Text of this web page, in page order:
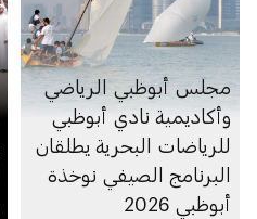
مجلس أبوظبي الرياضي
وأكاديمية نادي أبوظبي
للرياضات البحرية يطلقان
البرنامج الصيفي نوخذة
أبوظبي 2026